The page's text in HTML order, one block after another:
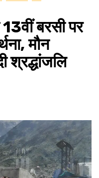
बरसी पर
मौन
श्रद्धांजलि